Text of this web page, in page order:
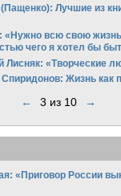
Лучшие из
«Нужно всю свою
чего я хотел бы
Лисняк: «Творческие
Жизнь как
← 3 из 10 →
«Приговор России